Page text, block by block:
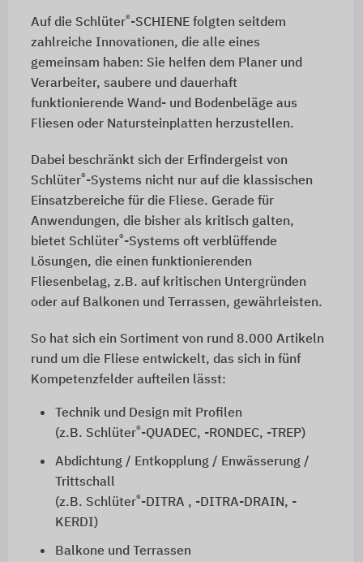
Auf die Schlüter®-SCHIENE folgten seitdem
zahlreiche Innovationen, die alle eines
gemeinsam haben: Sie helfen dem Planer und
Verarbeiter, saubere und dauerhaft
funktionierende Wand- und Bodenbeläge aus
Fliesen oder Natursteinplatten herzustellen.
Dabei beschränkt sich der Erfindergeist von
Schlüter®-Systems nicht nur auf die klassischen
Einsatzbereiche für die Fliese. Gerade für
Anwendungen, die bisher als kritisch galten,
bietet Schlüter®-Systems oft verblüffende
Lösungen, die einen funktionierenden
Fliesenbelag, z.B. auf kritischen Untergründen
oder auf Balkonen und Terrassen, gewährleisten.
So hat sich ein Sortiment von rund 8.000 Artikeln
rund um die Fliese entwickelt, das sich in fünf
Kompetenzfelder aufteilen lässt:
Technik und Design mit Profilen
(z.B. Schlüter®-QUADEC, -RONDEC, -TREP)
Abdichtung / Entkopplung / Enwässerung /
Trittschall
(z.B. Schlüter®-DITRA , -DITRA-DRAIN, -
KERDI)
Balkone und Terrassen